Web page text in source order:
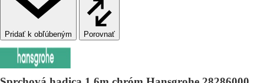
Porovnať